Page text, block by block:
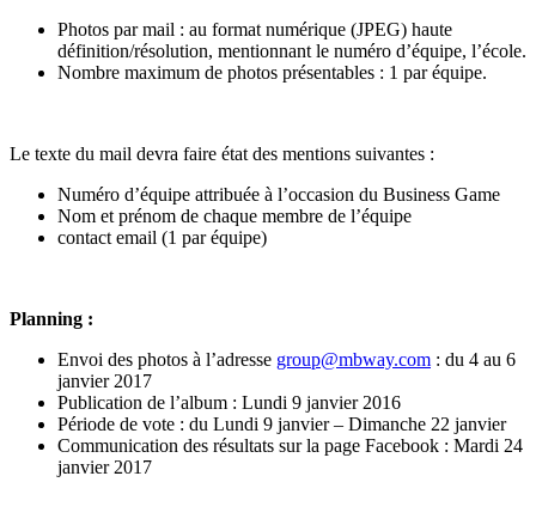
Photos par mail : au format numérique (JPEG) haute
définition/résolution, mentionnant le numéro d’équipe, l’école.
Nombre maximum de photos présentables : 1 par équipe.
Le texte du mail devra faire état des mentions suivantes :
Numéro d’équipe attribuée à l’occasion du Business Game
Nom et prénom de chaque membre de l’équipe
contact email (1 par équipe)
Planning :
Envoi des photos à l’adresse group@mbway.com : du 4 au 6
janvier 2017
Publication de l’album : Lundi 9 janvier 2016
Période de vote : du Lundi 9 janvier – Dimanche 22 janvier
Communication des résultats sur la page Facebook : Mardi 24
janvier 2017